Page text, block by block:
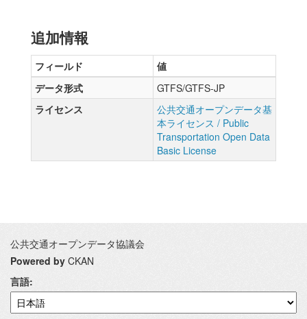
追加情報
フィールド
値
データ形式
GTFS/GTFS-JP
ライセンス
公共交通オープンデータ基
本ライセンス / Public
Transportation Open Data
Basic License
公共交通オープンデータ協議会
Powered by CKAN
言語